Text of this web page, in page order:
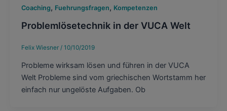
Coaching , Fuehrungsfragen , Kompetenzen
Problemlösetechnik in der VUCA Welt
Felix Wiesner / 10/10/2019
Probleme wirksam lösen und führen in der VUCA
Welt Probleme sind vom griechischen Wortstamm her
einfach nur ungelöste Aufgaben. Ob